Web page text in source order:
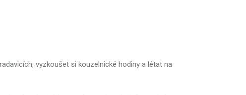
vyzkoušet si kouzelnické hodiny a létat na